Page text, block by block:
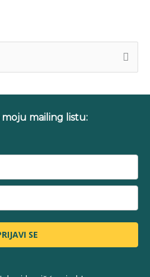
moju mailing listu:
SE